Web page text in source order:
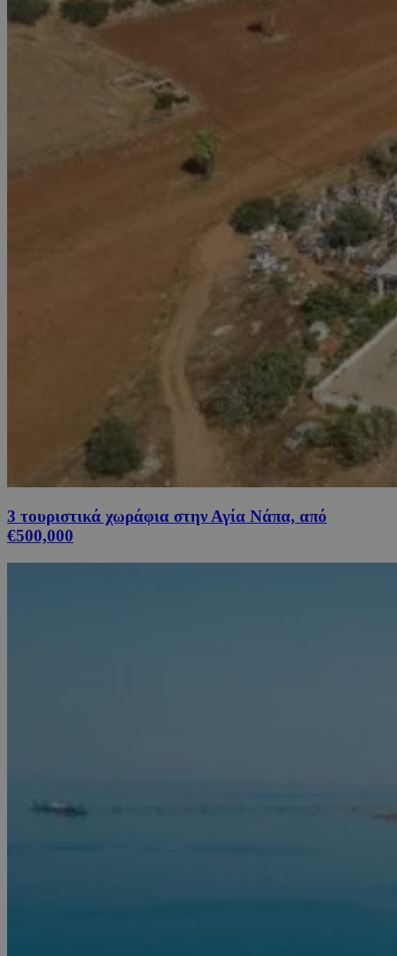
3 τουριστικά χωράφια στην Αγία Νάπα, από
€500,000